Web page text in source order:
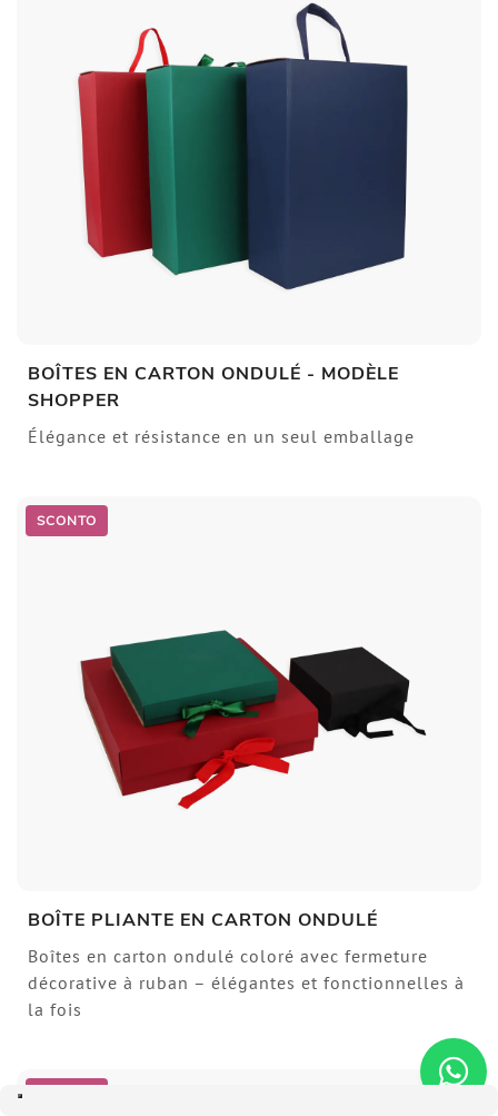
BOÎTES EN CARTON ONDULÉ - MODÈLE
SHOPPER
Élégance et résistance en un seul emballage
SCONTO
BOÎTE PLIANTE EN CARTON ONDULÉ
Boîtes en carton ondulé coloré avec fermeture
décorative à ruban – élégantes et fonctionnelles à
la fois